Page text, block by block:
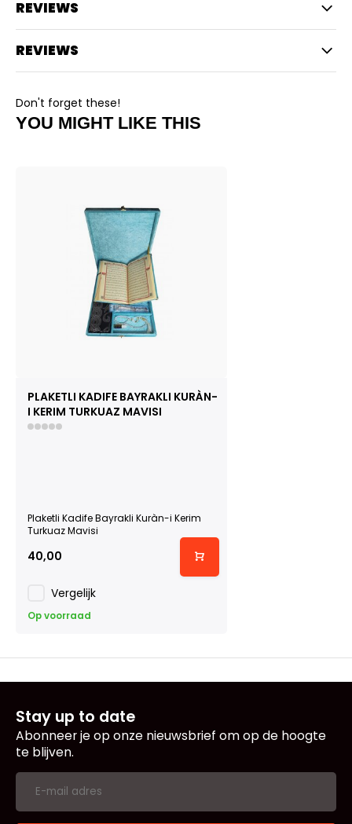
REVIEWS
REVIEWS
Don't forget these!
YOU MIGHT LIKE THIS
PLAKETLI KADIFE BAYRAKLI KURÀN-
I KERIM TURKUAZ MAVISI
Plaketli Kadife Bayrakli Kuràn-i Kerim
Turkuaz Mavisi
40,00
Vergelijk
Op voorraad
Stay up to date
Abonneer je op onze nieuwsbrief om op de hoogte
te blijven.